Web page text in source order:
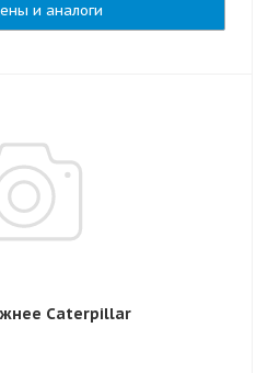
и аналоги
Caterpillar